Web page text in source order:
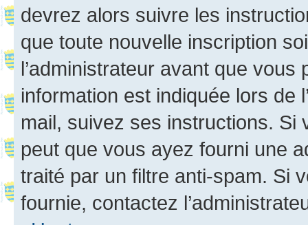
devrez alors suivre les
que toute nouvelle inscription
l’administrateur avant que
information est indiquée lors de
mail, suivez ses instructions. Si
peut que vous ayez fourni une
traité par un filtre anti-spam. Si
fournie, contactez